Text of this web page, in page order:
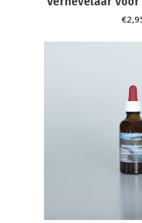
€
ADD TO